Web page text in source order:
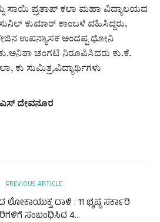
ಸಾಯಿ ಪ್ರತಾಪ್ ಕಲಾ ಮಹಾ ವಿದ್ಯಾಲಯದ
ಸುನಿಲ್ ಕುಮಾರ್ ಕಾಂಬಳೆ ವಹಿಸಿದ್ದರು,
ಉಪನ್ಯಾಸಕ ಅಂದಪ್ಪ ಧೋನಿ
ಚಂಗಟಿ ನಿರೂಪಿಸಿದರು ಕು.ಕೆ.
ಕು ಸುಮಿತ್ರ,ವಿದ್ಯಾರ್ಥಿಗಳು
ಎಸ್ ದೇವನೂರ
PREVIOUS ARTICLE
ಲೋಕಾಯುಕ್ತ ದಾಳಿ : 11 ಭೃಷ್ಟ ಸರ್ಕಾರಿ
ಸಂಬಂಧಿಸಿದ 4...